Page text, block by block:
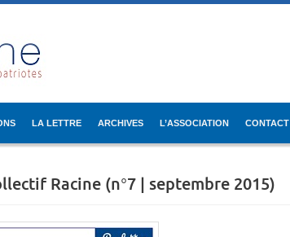
LA LETTRE ARCHIVES L’ASSOCIATION CONTACT
Racine (n°7 | septembre 2015)